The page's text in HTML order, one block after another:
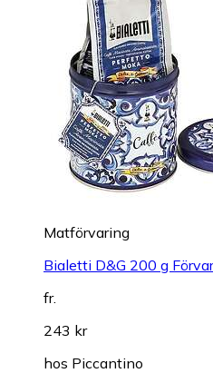
Matförvaring
Bialetti D&G 200 g
fr.
243 kr
hos Piccantino